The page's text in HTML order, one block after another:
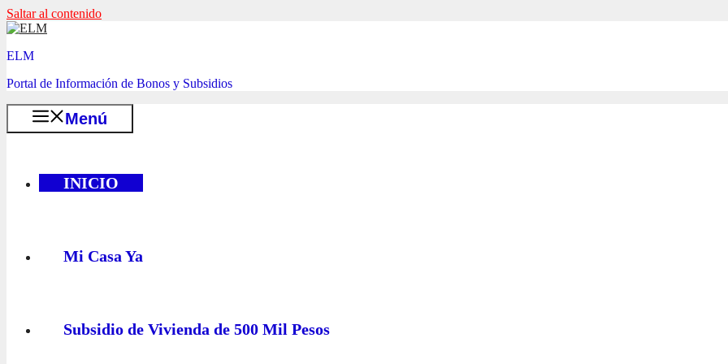
Saltar al contenido
ELM
Portal de Información de Bonos y Subsidios
Menú
INICIO
Mi Casa Ya
Subsidio de Vivienda de 500 Mil Pesos